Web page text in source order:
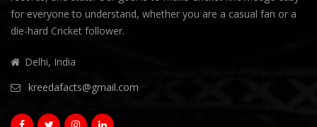
for everyone to understand, whether you are a casual fan or a
die-hard Cricket follower.
Delhi, India
kreedafacts@gmail.com